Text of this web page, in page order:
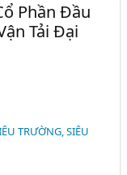
Phần Đầu
Tải Đại
TRƯỜNG, SIÊU